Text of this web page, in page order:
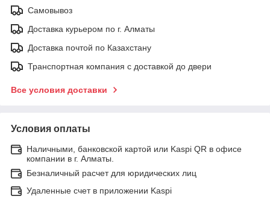
Самовывоз
Доставка курьером по г. Алматы
Доставка почтой по Казахстану
Транспортная компания с доставкой до двери
Все условия доставки
Условия оплаты
Наличными, банковской картой или Kaspi QR в офисе
компании в г. Алматы.
Безналичный расчет для юридических лиц
Удаленные счет в приложении Kaspi